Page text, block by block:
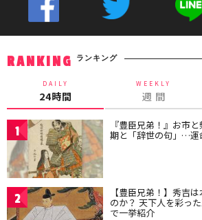
RANKING ランキング
DAILY
24時間
WEEKLY
週 間
1 『豊臣兄弟！』お市
期と「辞世の句」…運
2 【豊臣兄弟！】秀吉
のか？ 天下人を彩っ
で一挙紹介